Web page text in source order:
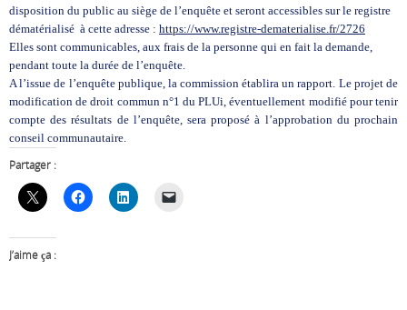
disposition du public au siège de l’enquête et seront accessibles sur le registre
dématérialisé à cette adresse : https://www.registre-dematerialise.fr/2726
Elles sont communicables, aux frais de la personne qui en fait la demande,
pendant toute la durée de l’enquête.
A l’issue de l’enquête publique, la commission établira un rapport. Le projet de
modification de droit commun n°1 du PLUi, éventuellement modifié pour tenir
compte des résultats de l’enquête, sera proposé à l’approbation du prochain
conseil communautaire.
Partager :
J’aime ça :